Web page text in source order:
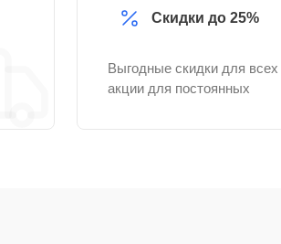
Скидки до 25%
Выгодные скидки для
акции для постоянных